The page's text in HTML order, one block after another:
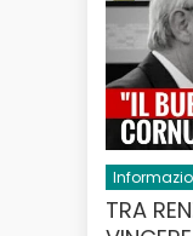
TRA